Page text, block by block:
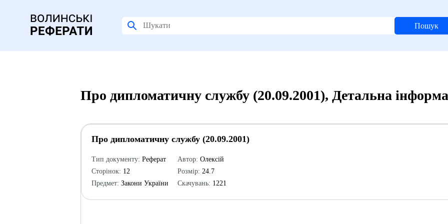
Пошук
Про дипломатичну службу (20.09.2001), Детальна
Про дипломатичну службу (20.09.2001)
Тип документу: Реферат
Сторінок: 12
Предмет: Закони України
Автор: Олексій
Розмір: 24.7
Скачувань: 1221